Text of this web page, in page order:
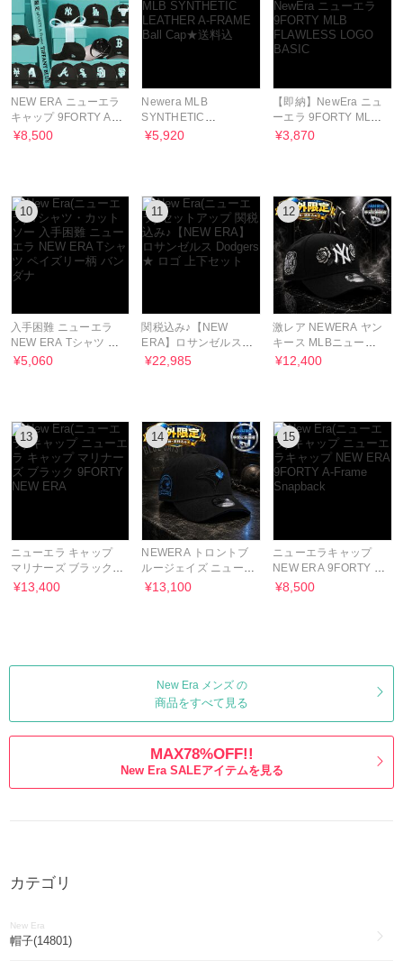
NEW ERA ニューエラ
キャップ 9FORTY A-
Frame Snapback 帽子
¥8,500
Newera MLB
SYNTHETIC
LEATHER A-FRAME
¥5,920
【即納】NewEra ニュ
ーエラ 9FORTY MLB
FLAWLESS LOGO
¥3,870
10
入手困難 ニューエラ
NEW ERA Tシャツ ペ
イズリー柄 バンダナ
¥5,060
11
関税込み♪【NEW
ERA】ロサンゼルス
Dodgers ★ ロゴ 上下
¥22,985
12
激レア NEWERA ヤン
キース MLBニューエ
ラ 9FORTY キャップ
¥12,400
13
ニューエラ キャップ
マリナーズ ブラック
9FORTY NEW ERA
¥13,400
14
NEWERA トロントブ
ルージェイズ ニューエ
ラ 9FORTY キャップ
¥13,100
15
ニューエラキャップ
NEW ERA 9FORTY A-
Frame Snapback
¥8,500
New Era メンズ の
商品をすべて見る
MAX78%OFF!!
New Era SALEアイテムを見る
カテゴリ
New Era
帽子(14801)